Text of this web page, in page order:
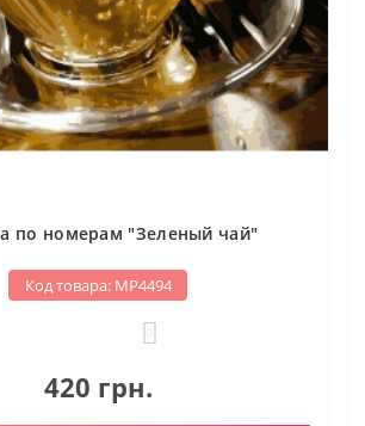
по номерам "Зеленый чай"
Код товара: МР4494
420 грн.